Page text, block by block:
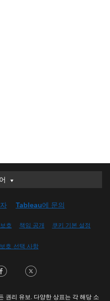
(UK)Tableau에 문의
호 책임 공개 쿠키 기본 설정
호 선택 사항
Facebook
리 유보. 다양한 상표는 각 해당 소